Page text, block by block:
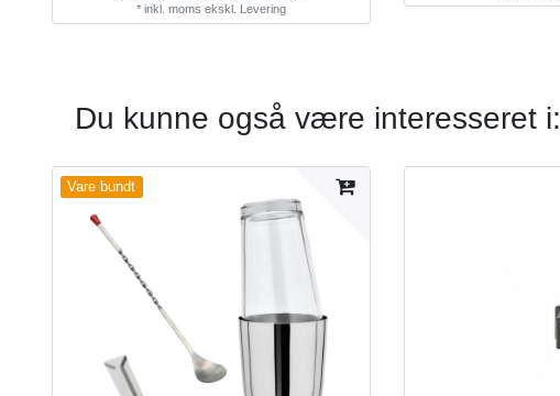
* inkl. moms ekskl. Levering
Du kunne også være interesseret i:
Vare bundt